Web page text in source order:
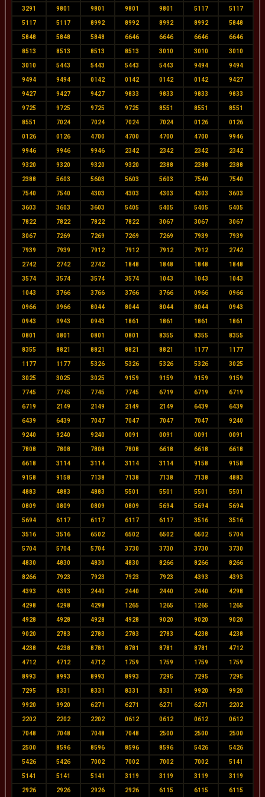
3291 9801 9801 9801 9801 5117 5117
5117 5117 8992 8992 8992 8992 5848
5848 5848 5848 6646 6646 6646 6646
8513 8513 8513 8513 3010 3010 3010
3010 5443 5443 5443 5443 9494 9494
9494 9494 0142 0142 0142 0142 9427
9427 9427 9427 9833 9833 9833 9833
9725 9725 9725 9725 8551 8551 8551
8551 7024 7024 7024 7024 0126 0126
0126 0126 4700 4700 4700 4700 9946
9946 9946 9946 2342 2342 2342 2342
9320 9320 9320 9320 2388 2388 2388
2388 5603 5603 5603 5603 7540 7540
7540 7540 4303 4303 4303 4303 3603
3603 3603 3603 5405 5405 5405 5405
7822 7822 7822 7822 3067 3067 3067
3067 7269 7269 7269 7269 7939 7939
7939 7939 7912 7912 7912 7912 2742
2742 2742 2742 1848 1848 1848 1848
3574 3574 3574 3574 1043 1043 1043
1043 3766 3766 3766 3766 0966 0966
0966 0966 8044 8044 8044 8044 0943
0943 0943 0943 1861 1861 1861 1861
0801 0801 0801 0801 8355 8355 8355
8355 8821 8821 8821 8821 1177 1177
1177 1177 5326 5326 5326 5326 3025
3025 3025 3025 9159 9159 9159 9159
7745 7745 7745 7745 6719 6719 6719
6719 2149 2149 2149 2149 6439 6439
6439 6439 7047 7047 7047 7047 9240
9240 9240 9240 0091 0091 0091 0091
7808 7808 7808 7808 6618 6618 6618
6618 3114 3114 3114 3114 9158 9158
9158 9158 7138 7138 7138 7138 4883
4883 4883 4883 5501 5501 5501 5501
0809 0809 0809 0809 5694 5694 5694
5694 6117 6117 6117 6117 3516 3516
3516 3516 6502 6502 6502 6502 5704
5704 5704 5704 3730 3730 3730 3730
4830 4830 4830 4830 8266 8266 8266
8266 7923 7923 7923 7923 4393 4393
4393 4393 2440 2440 2440 2440 4298
4298 4298 4298 1265 1265 1265 1265
4928 4928 4928 4928 9020 9020 9020
9020 2783 2783 2783 2783 4238 4238
4238 4238 8781 8781 8781 8781 4712
4712 4712 4712 1759 1759 1759 1759
8993 8993 8993 8993 7295 7295 7295
7295 8331 8331 8331 8331 9920 9920
9920 9920 6271 6271 6271 6271 2202
2202 2202 2202 0612 0612 0612 0612
7048 7048 7048 7048 2500 2500 2500
2500 8596 8596 8596 8596 5426 5426
5426 5426 7002 7002 7002 7002 5141
5141 5141 5141 3119 3119 3119 3119
2926 2926 2926 2926 6115 6115 6115